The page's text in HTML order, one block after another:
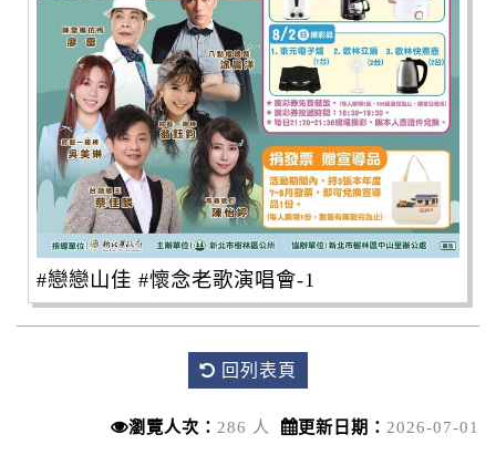
#戀戀山佳 #懷念老歌演唱會-1
回列表頁
瀏覽人次： 286 人 更新日期： 2026-07-01